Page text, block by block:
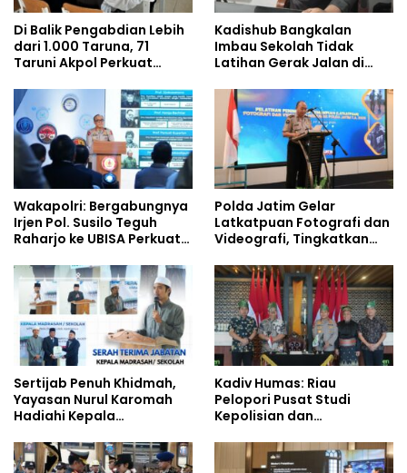
Di Balik Pengabdian Lebih
dari 1.000 Taruna, 71
Taruni Akpol Perkuat
Siswa Sekolah Rakyat
Kadishub Bangkalan
Imbau Sekolah Tidak
Latihan Gerak Jalan di
Wakapolri: Bergabungnya
Irjen Pol. Susilo Teguh
Raharjo ke UBISA Perkuat
Studi Kepolisian
Polda Jatim Gelar
Latkatpuan Fotografi dan
Videografi, Tingkatkan
Era Digital
Sertijab Penuh Khidmah,
Yayasan Nurul Karomah
Hadiahi Kepala
Umrah
Kadiv Humas: Riau
Pelopori Pusat Studi
Kepolisian dan
Policing Masuki Babak